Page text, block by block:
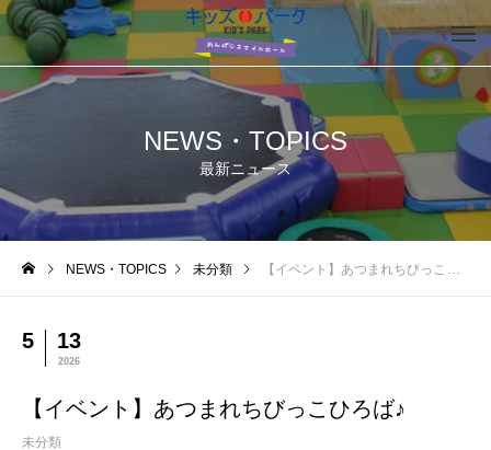
NEWS・TOPICS
最新ニュース
NEWS・TOPICS 未分類 【イベント】あつまれちびっこひろば♪
5 13
2026
【イベント】あつまれちびっこひろば♪
未分類